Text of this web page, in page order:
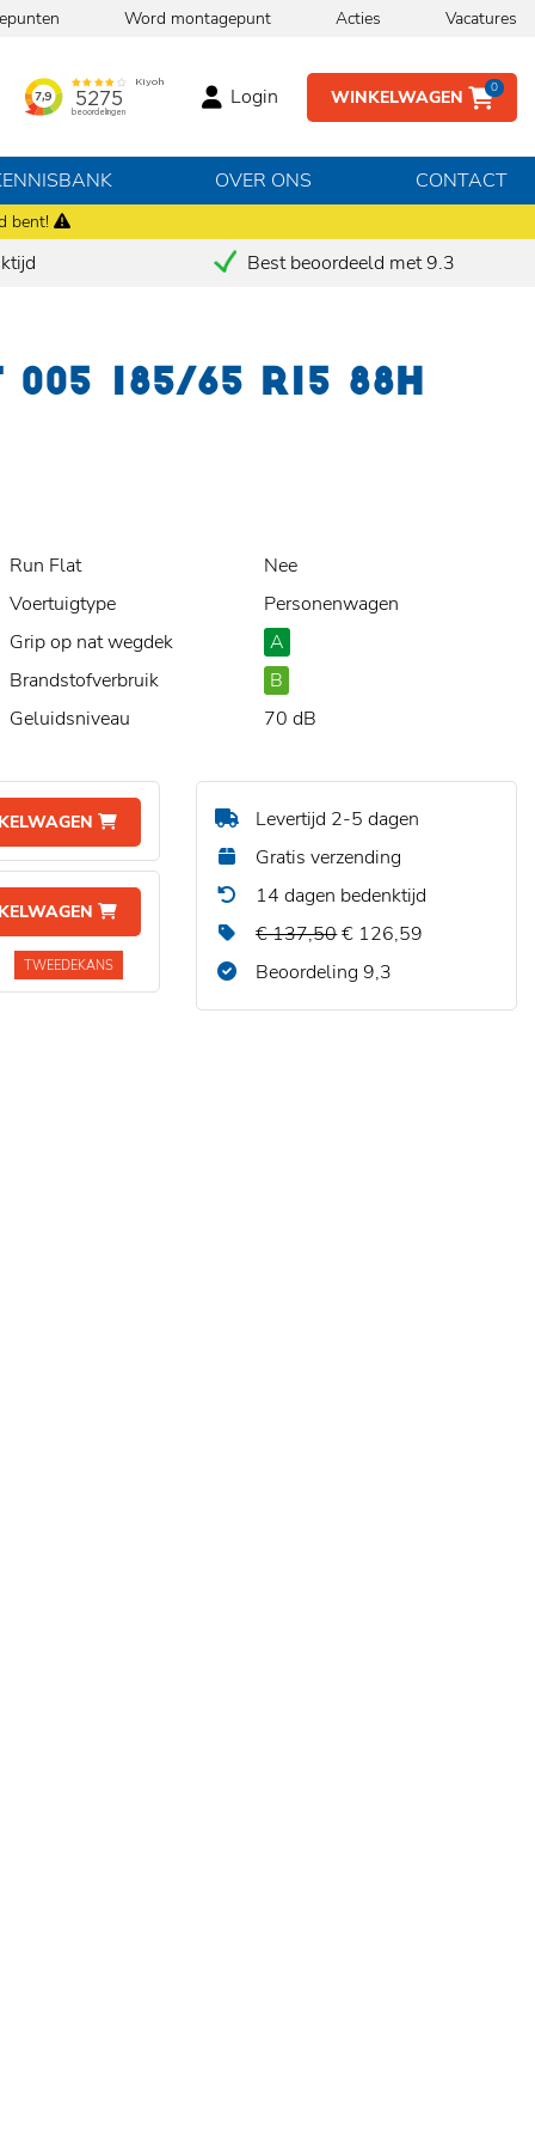
bent!
Word montagepunt Acties Vacatures
WINKELWAGEN 0
Login
OVER ONS CONTACT
Best beoordeeld met 9.3
005 185/65 R15 88H
Run Flat
Nee
Voertuigtype
Personenwagen
Grip op nat wegdek
A
Brandstofverbruik
B
Geluidsniveau
70 dB
TWEEDEKANS
Levertijd 2-5 dagen
Gratis verzending
14 dagen bedenktijd
€ 137,50€ 126,59
Beoordeling 9,3